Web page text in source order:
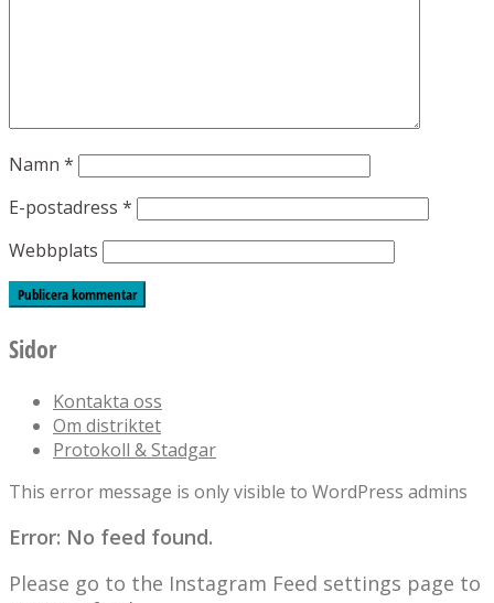
Namn *
E-postadress *
Webbplats
Sidor
Kontakta oss
Om distriktet
Protokoll & Stadgar
This error message is only visible to WordPress admins
Error: No feed found.
Please go to the Instagram Feed settings page to